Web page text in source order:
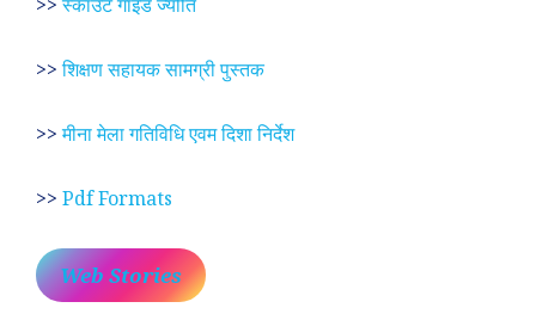
>>शिक्षण सहायक सामग्री पुस्तक
>>मीना मेला गतिविधि एवम दिशा निर्देश
>> Pdf Formats
Web Stories